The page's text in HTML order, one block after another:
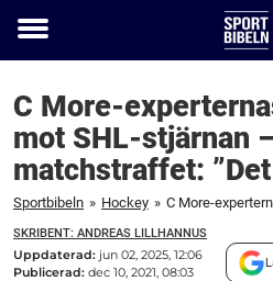
Toggle
C More-
mot SHL-stjärnan
matchstraffet:
Sportbibeln » Hockey »
SKRIBENT: ANDREAS LILLHANNUS
Uppdaterad: jun 02, 2025, 12:06
Publicerad: dec 10, 2021, 08:03